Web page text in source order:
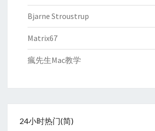
Bjarne Stroustrup
Matrix67
瘋先生Mac教学
24小时热门(简)